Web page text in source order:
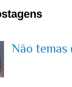
Não temas